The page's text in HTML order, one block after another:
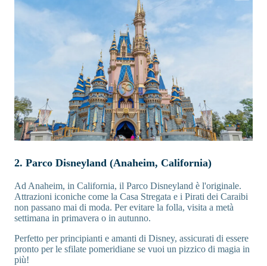
2. Parco Disneyland (Anaheim, California)
Ad Anaheim, in California, il Parco Disneyland è l'originale.
Attrazioni iconiche come la Casa Stregata e i Pirati dei Caraibi
non passano mai di moda. Per evitare la folla, visita a metà
settimana in primavera o in autunno.
Perfetto per principianti e amanti di Disney, assicurati di essere
pronto per le sfilate pomeridiane se vuoi un pizzico di magia in
più!